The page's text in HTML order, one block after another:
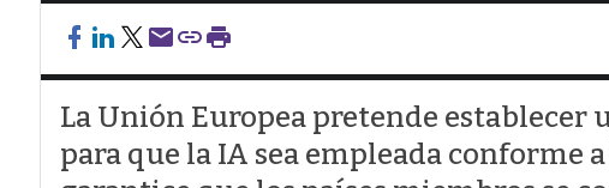
La Unión Europea pretende
para que la IA sea empleada conforme